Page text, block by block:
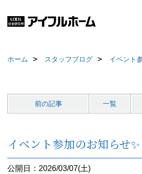
ホーム スタッフブログ イベント
前の記事 一覧
イベント参加のお知らせ✨
公開日：2026/03/07(土)